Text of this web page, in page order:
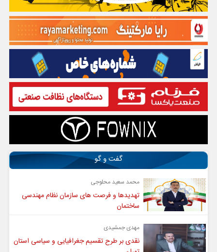
گفت و گو
محمد سعید محلوجی
تهدیدها و فرصت های سازمان نظام مهندسی
ساختمان
مهدی جمشیدی
نقدی بر طرح تقسیم جغرافیایی و سیاسی استان